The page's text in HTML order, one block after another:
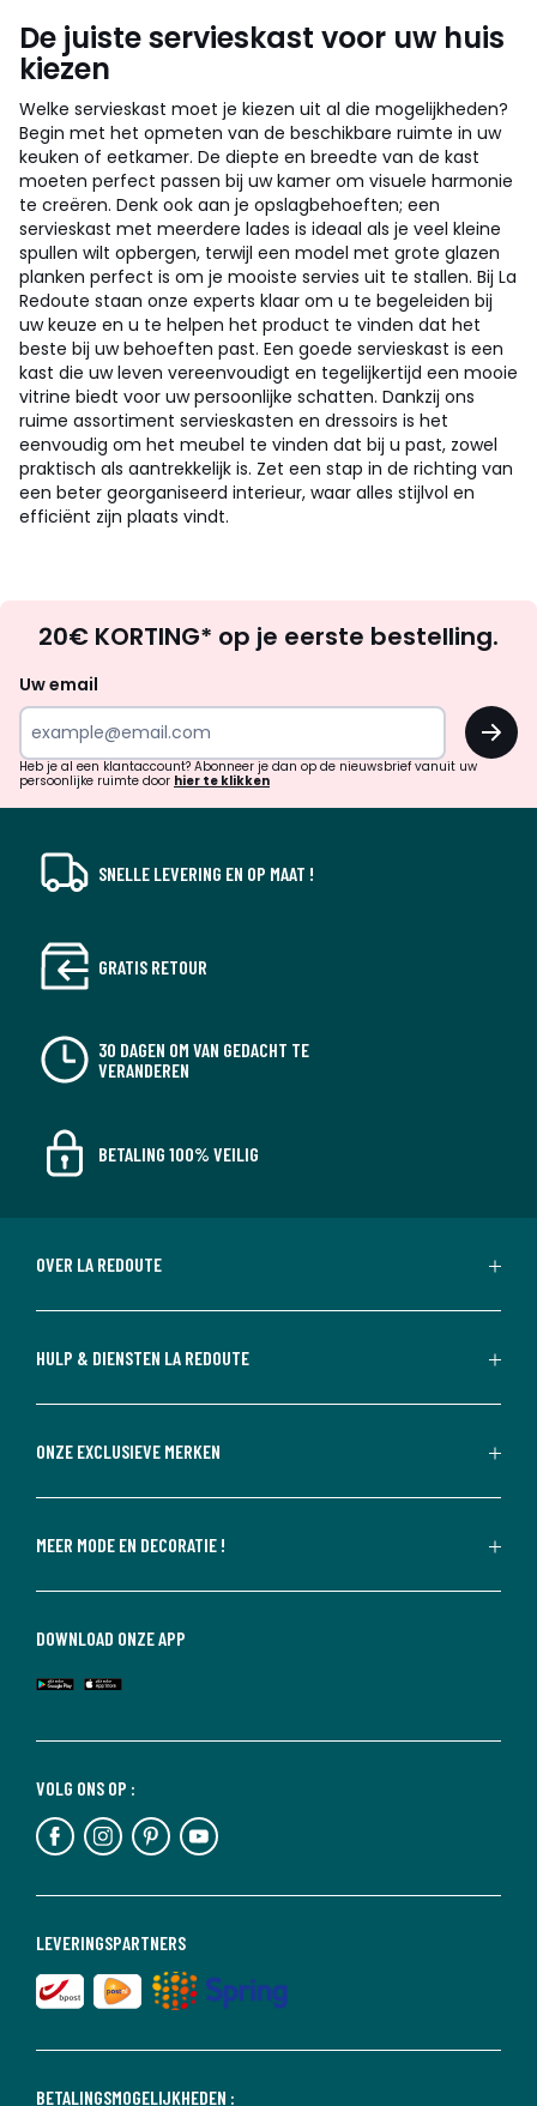
De juiste servieskast voor uw huis
kiezen
Welke servieskast moet je kiezen uit al die mogelijkheden?
Begin met het opmeten van de beschikbare ruimte in uw
keuken of eetkamer. De diepte en breedte van de kast
moeten perfect passen bij uw kamer om visuele harmonie
te creëren. Denk ook aan je opslagbehoeften; een
servieskast met meerdere lades is ideaal als je veel kleine
spullen wilt opbergen, terwijl een model met grote glazen
planken perfect is om je mooiste servies uit te stallen. Bij La
Redoute staan onze experts klaar om u te begeleiden bij
uw keuze en u te helpen het product te vinden dat het
beste bij uw behoeften past. Een goede servieskast is een
kast die uw leven vereenvoudigt en tegelijkertijd een mooie
vitrine biedt voor uw persoonlijke schatten. Dankzij ons
ruime assortiment servieskasten en dressoirs is het
eenvoudig om het meubel te vinden dat bij u past, zowel
praktisch als aantrekkelijk is. Zet een stap in de richting van
een beter georganiseerd interieur, waar alles stijlvol en
efficiënt zijn plaats vindt.
zoek
inspiratie
verrassingen?
20€ KORTING* op je eerste bestelling.
Uw email
OK
Heb je al een klantaccount? Abonneer je dan op de nieuwsbrief vanuit uw
persoonlijke ruimte door hier te klikken
SNELLE LEVERING EN OP MAAT !
GRATIS RETOUR
30 DAGEN OM VAN GEDACHT TE
VERANDEREN
BETALING 100% VEILIG
OVER LA REDOUTE
HULP & DIENSTEN LA REDOUTE
ONZE EXCLUSIEVE MERKEN
MEER MODE EN DECORATIE !
BETALINGSMOGELIJKHEDEN :
LEVERINGSPARTNERS
VOLG ONS OP :
DOWNLOAD ONZE APP